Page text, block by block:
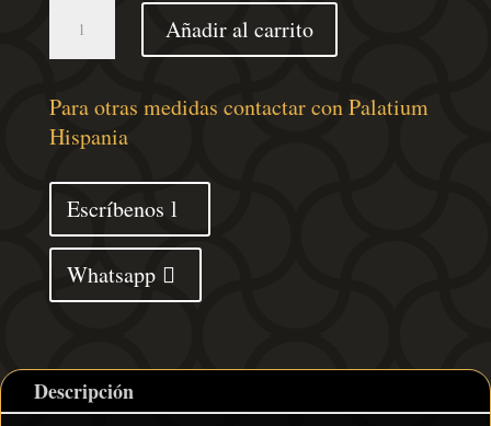
de
pared
acero
madera
maciza
de
cantidad
Añadir al carrito
Para otras medidas contactar con Palatium
Hispania
Escríbenos
Whatsapp
Descripción